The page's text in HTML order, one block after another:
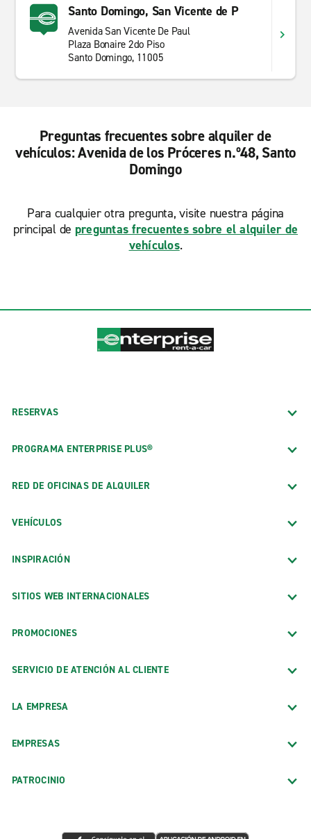
Santo Domingo, San Vicente de P
Avenida San Vicente De Paul
Plaza Bonaire 2do Piso
Santo Domingo, 11005
Preguntas frecuentes sobre alquiler de
vehículos: Avenida de los Próceres n.º48, Santo
Domingo
Para cualquier otra pregunta, visite nuestra página
principal de preguntas frecuentes sobre el alquiler de
vehículos.
RESERVAS
PROGRAMA ENTERPRISE PLUS®
RED DE OFICINAS DE ALQUILER
VEHÍCULOS
INSPIRACIÓN
SITIOS WEB INTERNACIONALES
PROMOCIONES
SERVICIO DE ATENCIÓN AL CLIENTE
LA EMPRESA
EMPRESAS
PATROCINIO